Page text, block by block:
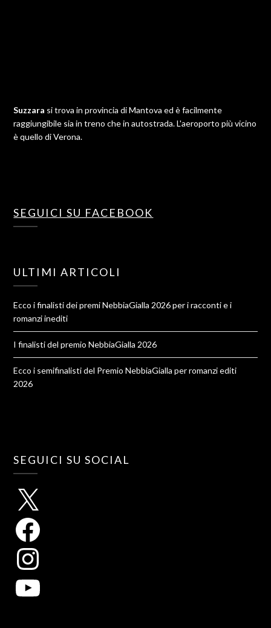
Suzzara si trova in provincia di Mantova ed è facilmente
raggiungibile sia in treno che in autostrada. L'aeroporto più vicino
è quello di Verona.
SEGUICI SU FACEBOOK
ULTIMI ARTICOLI
Ecco i finalisti dei premi NebbiaGialla 2026 per i racconti e i
romanzi inediti
I finalisti del premio NebbiaGialla 2026
Ecco i semifinalisti del Premio NebbiaGialla per romanzi editi
2026
SEGUICI SU SOCIAL